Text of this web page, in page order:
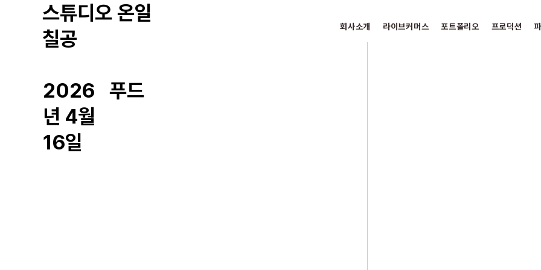
스튜디오 온일
칠공
회사소개 라이브커머스 포트폴리오 프로덕션
2026
년 4월
16일
푸드